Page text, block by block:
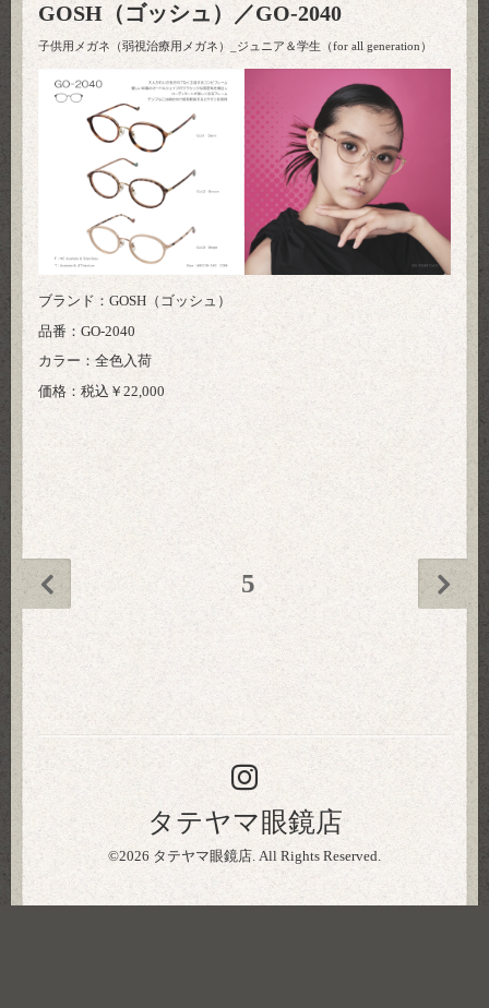
GOSH（ゴッシュ）／GO-2040
子供用メガネ（弱視治療用メガネ）_ジュニア＆学生（for all generation）
ブランド：GOSH（ゴッシュ）
品番：GO-2040
カラー：全色入荷
価格：税込￥22,000
5
タテヤマ眼鏡店
©2026 タテヤマ眼鏡店. All Rights Reserved.